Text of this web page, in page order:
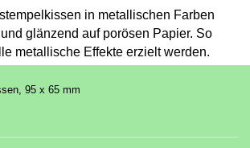
in metallischen Farben
glänzend auf porösen Papier. So
metallische Effekte erzielt werden.
95 x 65 mm